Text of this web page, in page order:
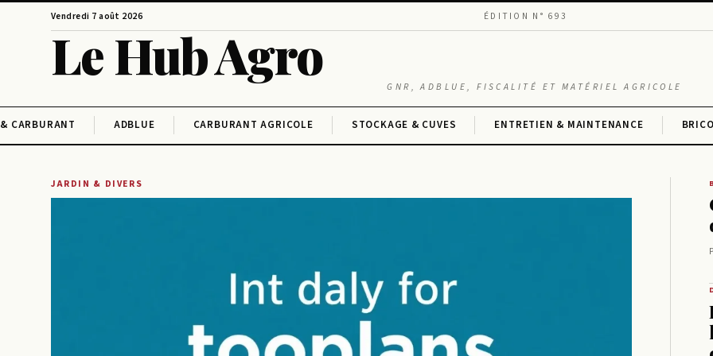
Vendredi 7 août 2026 ÉDITION N° 693
Le Hub Agro
GNR, ADBLUE, FISCALITÉ ET MATÉRIEL AGRICOLE
CARBURANT ADBLUE CARBURANT AGRICOLE STOCKAGE & CUVES ENTRETIEN & MAINTENANCE
JARDIN & DIVERS